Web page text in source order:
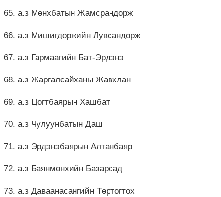
65. а.з Мөнхбатын Жамсрандорж
66. а.з Мишигдоржийн Лувсандорж
67. а.з Гармаагийн Бат-Эрдэнэ
68. а.з Жаргалсайханы Жавхлан
69. а.з Цогтбаярын Хашбат
70. а.з Чулуунбатын Даш
71. а.з Эрдэнэбаярын Алтанбаяр
72. а.з Баянмөнхийн Базарсад
73. а.з Даваанасангийн Төртогтох